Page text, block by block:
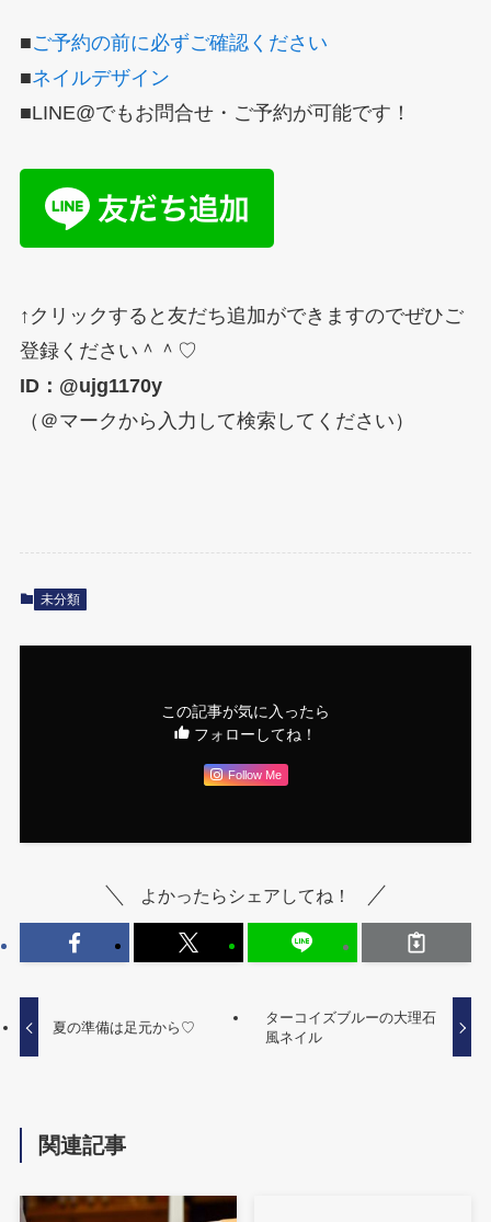
MENU
CONTACT
■ご予約の前に必ずご確認ください
■ネイルデザイン
■LINE@でもお問合せ・ご予約が可能です！
↑クリックすると友だち追加ができますのでぜひご
登録ください＾＾♡
ID：@ujg1170y
（＠マークから入力して検索してください）
未分類
この記事が気に入ったら
フォローしてね！
Follow Me
よかったらシェアしてね！
夏の準備は足元から♡
ターコイズブルーの大理石
風ネイル
関連記事